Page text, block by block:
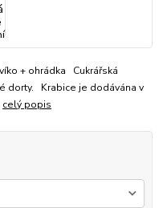
+ ohrádka Cukrářská
dorty. Krabice je dodávána v
celý popis